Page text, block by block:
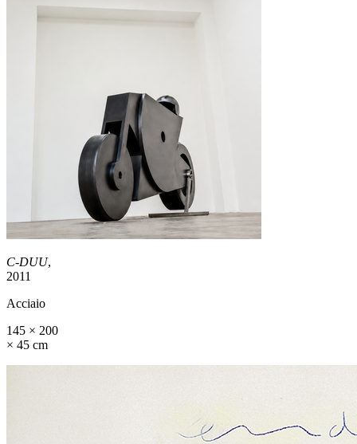
C-DUU,
2011
Acciaio
145 × 200
× 45 cm